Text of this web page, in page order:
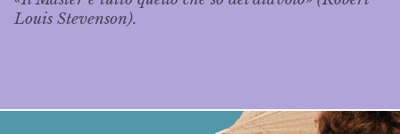
Louis Stevenson).